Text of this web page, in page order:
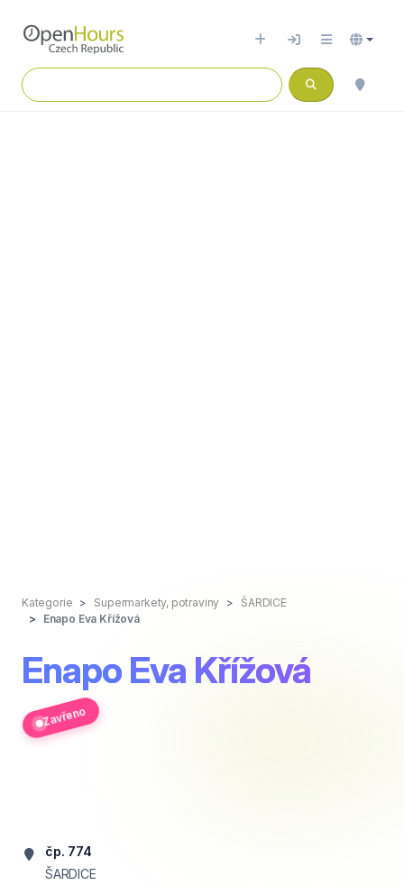
Kategorie Supermarkety, potraviny
ŠARDICE
Enapo Eva Křížová
Enapo Eva Křížová
Zavřeno
čp. 774
ŠARDICE